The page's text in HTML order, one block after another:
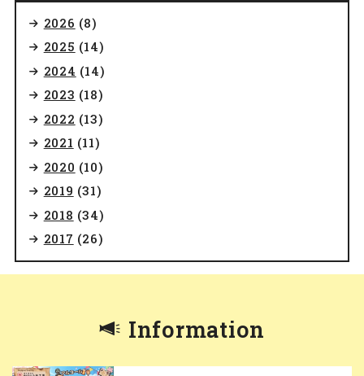
2026 (8)
2025 (14)
2024 (14)
2023 (18)
2022 (13)
2021 (11)
2020 (10)
2019 (31)
2018 (34)
2017 (26)
Information